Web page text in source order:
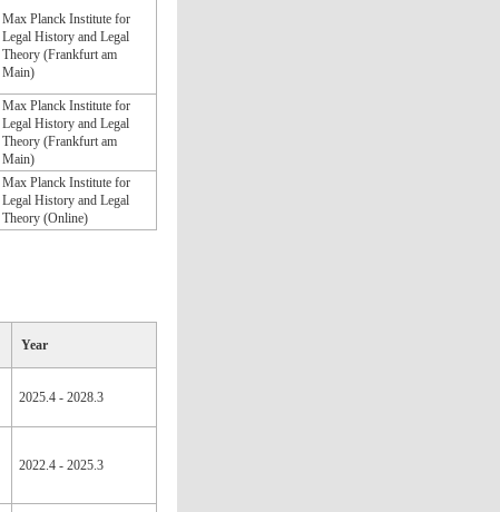
Max Planck Institute for
Legal History and Legal
Theory (Frankfurt am
Main)
Max Planck Institute for
Legal History and Legal
Theory (Frankfurt am
Main)
Max Planck Institute for
Legal History and Legal
Theory (Online)
Year
2025.4 - 2028.3
2022.4 - 2025.3